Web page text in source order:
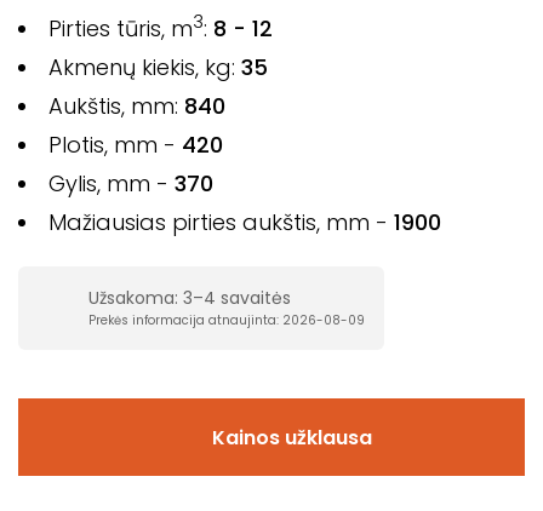
Pirties tūris, m3: 8 - 12
Akmenų kiekis, kg: 35
Aukštis, mm: 840
Plotis, mm - 420
Gylis, mm - 370
Mažiausias pirties aukštis, mm - 1900
Užsakoma: 3–4 savaitės
Prekės informacija atnaujinta: 2026-08-09
Kainos užklausa